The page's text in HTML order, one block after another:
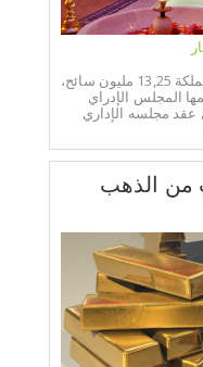
فاق عدد السياح الذين توافدوا على المملكة 13,25 مليون سائح،
المجلس الإدراي
عقد مجلسه الإداري
من الذهب